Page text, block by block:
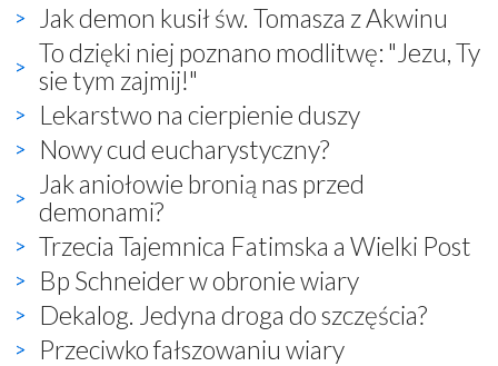
Jak demon kusił św. Tomasza z Akwinu
To dzięki niej poznano modlitwę: "Jezu, Ty
sie tym zajmij!"
Lekarstwo na cierpienie duszy
Nowy cud eucharystyczny?
Jak aniołowie bronią nas przed
demonami?
Trzecia Tajemnica Fatimska a Wielki Post
Bp Schneider w obronie wiary
Dekalog. Jedyna droga do szczęścia?
Przeciwko fałszowaniu wiary